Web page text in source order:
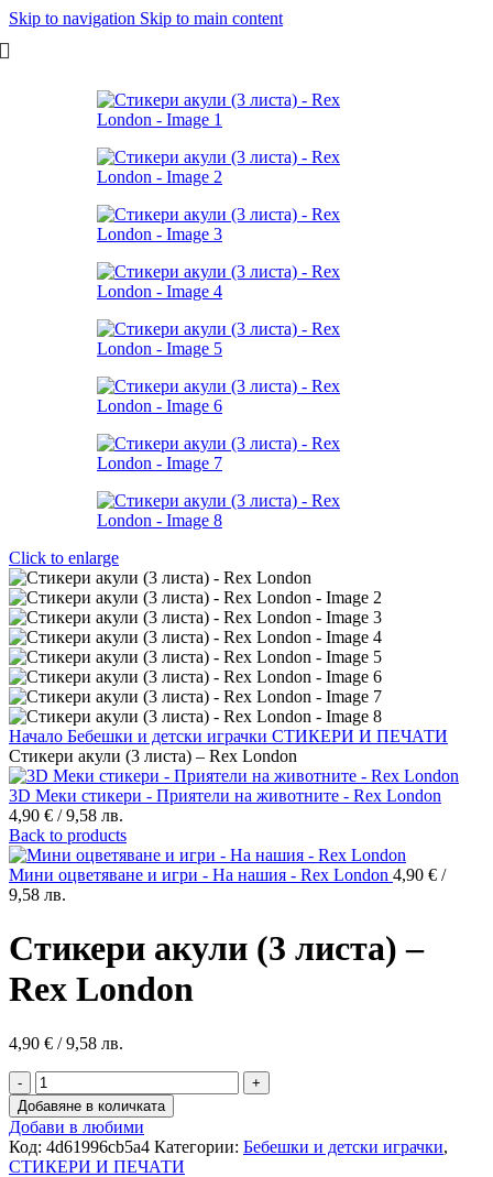
Skip to navigation Skip to main content
Click to enlarge
Начало Бебешки и детски играчки СТИКЕРИ И ПЕЧАТИ
Стикери акули (3 листа) – Rex London
3D Меки стикери - Приятели на животните - Rex London
4,90 € / 9,58 лв.
Back to products
Мини оцветяване и игри - На нашия - Rex London 4,90 € /
9,58 лв.
Стикери акули (3 листа) –
Rex London
4,90 € / 9,58 лв.
Добавяне в количката
Добави в любими
Код: 4d61996cb5a4 Категории: Бебешки и детски играчки,
СТИКЕРИ И ПЕЧАТИ